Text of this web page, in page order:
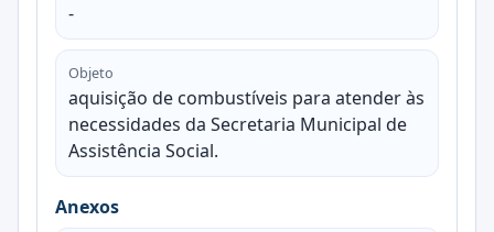
-
Objeto
aquisição de combustíveis para atender às
necessidades da Secretaria Municipal de
Assistência Social.
Anexos